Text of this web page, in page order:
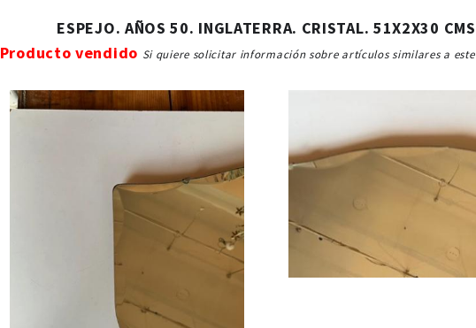
ESPEJO. AÑOS 50. INGLATERRA. CRISTAL. 51X2X30 CMS
Producto vendido Si quiere solicitar información sobre artículos similares a